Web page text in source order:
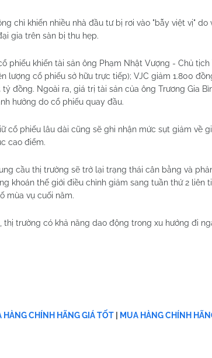
chỉ khiến nhiều nhà đầu tư bị rơi vào "bẫy việt vị" do
gia trên sàn bị thu hẹp.
phiếu khiến tài sản ông Phạm Nhật Vượng - Chủ
lượng cổ phiếu sở hữu trực tiếp); VJC giảm 1.800
đồng. Ngoài ra, giá trị tài sản của ông Trương Gia
hưởng do cổ phiếu quay đầu.
cổ phiếu lâu dài cũng sẽ ghi nhận mức sụt giảm về
cao điểm.
cầu thị trường sẽ trở lại trạng thái cân bằng và
khoán thế giới điều chỉnh giảm sang tuần thứ 2 liên
mùa vụ cuối năm.
thị trường có khả năng dao động trong xu hướng đi
HÀNG CHÍNH HÃNG GIÁ TỐT MUA HÀNG CHÍNH